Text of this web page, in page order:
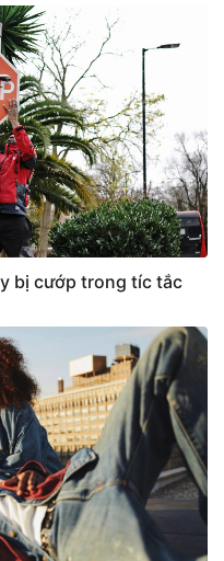
bị cướp trong tíc tắc